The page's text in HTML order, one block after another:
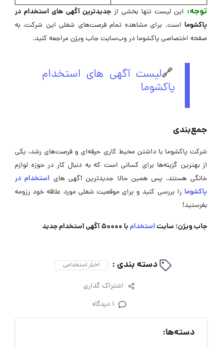
توجه: این لیست تنها بخشی ازجدیدترین آگهی های استخدام در
پاکشوما است. برای مشاهده تمام فرصت‌های شغلی این شرکت، به
صفحه اختصاصی پاکشوما در وب‌سایت جاب ویژن مراجعه کنید.
🔗لیست آگهی های استخدام
پاکشوما
جمع‌بندی
شرکت پاکشوما با داشتن محیط کاری حرفه‌ای و فرصت‌های رشد، یکی
از بهترین گزینه‌ها برای کسانی است که به دنبال کار در حوزه لوازم
خانگی هستند. پس همین حالا جدیدترین آگهی های استخدام در
پاکشوما را بررسی کنید و برای موقعیت‌ شغلی مورد علاقه‌ خود رزومه
بفرستید!
جاب ویژن؛ سایتاستخدامبا 50000 آگهی استخدام جدید
دسته بندی : اخبار استخدامی
اشتراک گذاری
1 دیدگاه
دسته‌ها: